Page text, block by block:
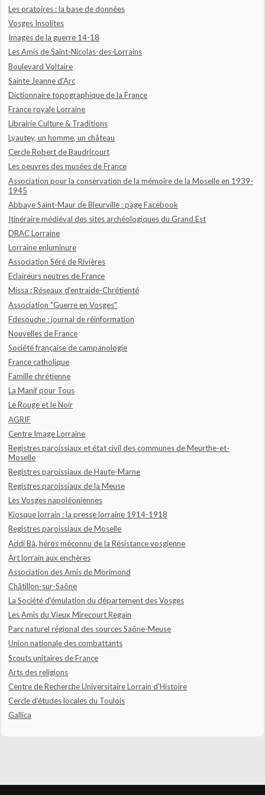
Les oratoires : la base de données
Vosges Insolites
Images de la guerre 14-18
Les Amis de Saint-Nicolas-des-Lorrains
Boulevard Voltaire
Sainte Jeanne d'Arc
Dictionnaire topographique de la France
France royale Lorraine
Librairie Culture & Traditions
Lyautey, un homme, un château
Cercle Robert de Baudricourt
Les oeuvres des musées de France
Association pour la conservation de la mémoire de la Moselle en 1939-
1945
Abbaye Saint-Maur de Bleurville : page Facebook
Itinéraire médiéval des sites archéologiques du Grand Est
DRAC Lorraine
Lorraine enluminure
Association Séré de Rivières
Eclaireurs neutres de France
Missa : Réseaux d'entraide-Chrétienté
Association "Guerre en Vosges"
Fdesouche : journal de réinformation
Nouvelles de France
Société française de campanologie
France catholique
Famille chrétienne
La Manif pour Tous
Le Rouge et le Noir
AGRIF
Centre Image Lorraine
Registres paroissiaux et état civil des communes de Meurthe-et-
Moselle
Registres paroissiaux de Haute-Marne
Registres paroissiaux de la Meuse
Les Vosges napoléoniennes
Kiosque lorrain : la presse lorraine 1914-1918
Registres paroissiaux de Moselle
Addi Bâ, héros méconnu de la Résistance vosgienne
Art lorrain aux enchères
Association des Amis de Morimond
Châtillon-sur-Saône
La Société d'émulation du département des Vosges
Les Amis du Vieux Mirecourt Regain
Parc naturel régional des sources Saône-Meuse
Union nationale des combattants
Scouts unitaires de France
Arts des religions
Centre de Recherche Universitaire Lorrain d'Histoire
Cercle d'études locales du Toulois
Gallica